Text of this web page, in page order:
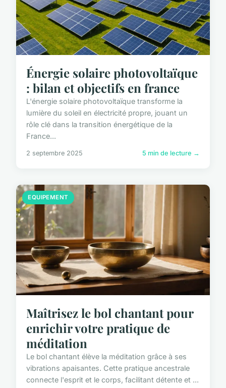
Énergie solaire photovoltaïque
: bilan et objectifs en france
L'énergie solaire photovoltaïque transforme la
lumière du soleil en électricité propre, jouant un
rôle clé dans la transition énergétique de la
France...
2 septembre 2025 5 min de lecture →
EQUIPEMENT
Maîtrisez le bol chantant pour
enrichir votre pratique de
méditation
Le bol chantant élève la méditation grâce à ses
vibrations apaisantes. Cette pratique ancestrale
connecte l'esprit et le corps, facilitant détente et ...